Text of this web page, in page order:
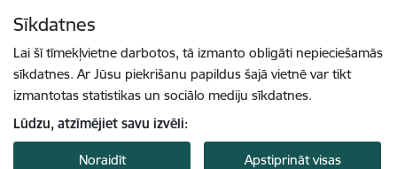
Sīkdatnes
Lai šī tīmekļvietne darbotos, tā izmanto obligāti nepieciešamās
sīkdatnes. Ar Jūsu piekrišanu papildus šajā vietnē var tikt
izmantotas statistikas un sociālo mediju sīkdatnes.
Lūdzu, atzīmējiet savu izvēli:
Noraidīt Apstiprināt visas